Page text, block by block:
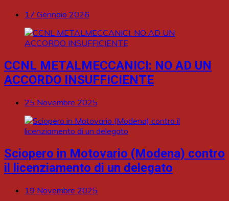
17 Gennaio 2026
CCNL METALMECCANICI: NO AD UN
ACCORDO INSUFFICIENTE
25 Novembre 2025
Sciopero in Motovario (Modena) contro
il licenziamento di un delegato
19 Novembre 2025